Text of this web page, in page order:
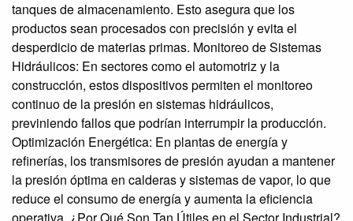
tanques de almacenamiento. Esto asegura que los
productos sean procesados con precisión y evita el
desperdicio de materias primas. Monitoreo de Sistemas
Hidráulicos: En sectores como el automotriz y la
construcción, estos dispositivos permiten el monitoreo
continuo de la presión en sistemas hidráulicos,
previniendo fallos que podrían interrumpir la producción.
Optimización Energética: En plantas de energía y
refinerías, los transmisores de presión ayudan a mantener
la presión óptima en calderas y sistemas de vapor, lo que
reduce el consumo de energía y aumenta la eficiencia
operativa. ¿Por Qué Son Tan Útiles en el Sector Industrial?